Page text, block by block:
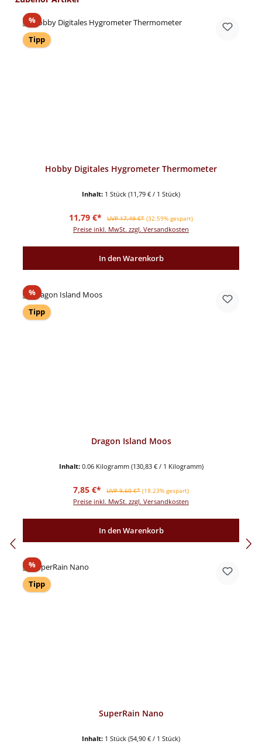
%Rabatt
Tipp
Hobby Digitales Hygrometer Thermometer
Inhalt: 1 Stück (11,79 € / 1 Stück)
Verkaufspreis:
11,79 €* Regulärer Preis:
UVP 17,49 €* (32.59% gespart)
Preise inkl. MwSt. zzgl. Versandkosten
In den Warenkorb
%Rabatt
Tipp
Dragon Island Moos
Inhalt: 0.06 Kilogramm (130,83 € / 1 Kilogramm)
Verkaufspreis:
7,85 €* Regulärer Preis:
UVP 9,60 €* (18.23% gespart)
Preise inkl. MwSt. zzgl. Versandkosten
In den Warenkorb
%Rabatt
Tipp
SuperRain Nano
Inhalt: 1 Stück (54,90 € / 1 Stück)